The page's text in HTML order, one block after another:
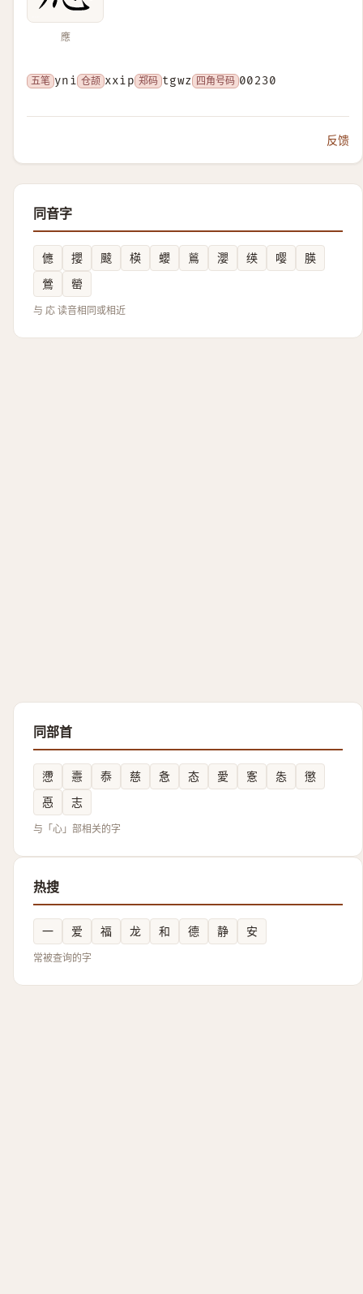
應
五笔 yni 仓颉 xxip 郑码 tgwz 四角号码 00230
反馈
同音字
㒣 攖 䬋 楧 蠳 鶑 瀴 绬 嘤
朠
鶯
罃
与 応 读音相同或相近
同部首
懘 㦞 㤗 慈 㤩 态 愛 愙 怣
懲
㥑
志
与「心」部相关的字
热搜
一 爱 福 龙 和 德 静 安
常被查询的字